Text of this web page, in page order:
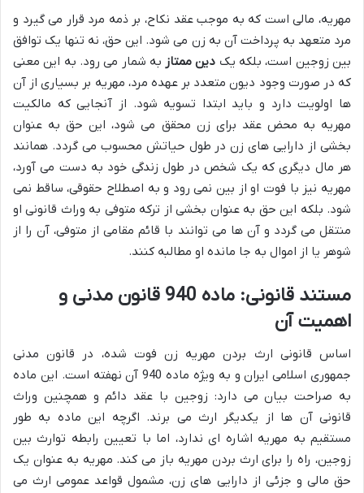
مهریه، مالی است که به موجب عقد نکاح، بر ذمه مرد قرار می گیرد و
مرد متعهد به پرداخت آن به زن می شود. این حق، نه تنها یک توافق
بین زوجین است، بلکه یک دین ممتاز به شمار می رود. به این معنی
که در صورت وجود دیون متعدد بر عهده مرد، مهریه بر بسیاری از آن
ها اولویت دارد و باید ابتدا تسویه شود. از آنجایی که مالکیت
مهریه به محض عقد برای زن محقق می شود، این حق به عنوان
بخشی از دارایی های زن در طول حیاتش محسوب می گردد. همانند
هر مال دیگری که یک شخص در طول زندگی خود به دست می آورد،
مهریه نیز با فوت او از بین نمی رود و به اصطلاح حقوقی، ساقط نمی
شود. بلکه این حق به عنوان بخشی از ترکه متوفی به وراث قانونی او
منتقل می گردد و آن ها می توانند با قائم مقامی از متوفی، آن را از
شوهر یا از اموال به جا مانده او مطالبه کنند.
مستند قانونی: ماده 940 قانون مدنی و
اهمیت آن
اساس قانونی ارث بردن مهریه زن فوت شده، در قانون مدنی
جمهوری اسلامی ایران و به ویژه ماده 940 آن نهفته است. این ماده
به صراحت بیان می دارد: زوجین با عقد دائم و همچنین وراث
قانونی آن ها از یکدیگر ارث می برند. اگرچه این ماده به طور
مستقیم به مهریه اشاره ای ندارد، اما با تعیین رابطه توارث بین
زوجین، راه را برای ارث بردن مهریه باز می کند. مهریه به عنوان یک
حق مالی و جزئی از دارایی های زن، مشمول قواعد عمومی ارث می